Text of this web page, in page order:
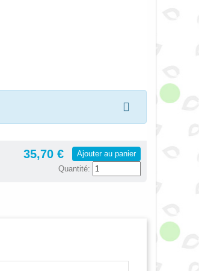
35,70 €
Ajouter au panier
Quantité: